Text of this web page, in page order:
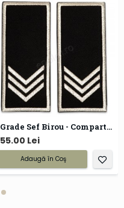
Grade Sef Birou - Compartiment Politia Locala
55.00 Lei
Adaugă în Coş